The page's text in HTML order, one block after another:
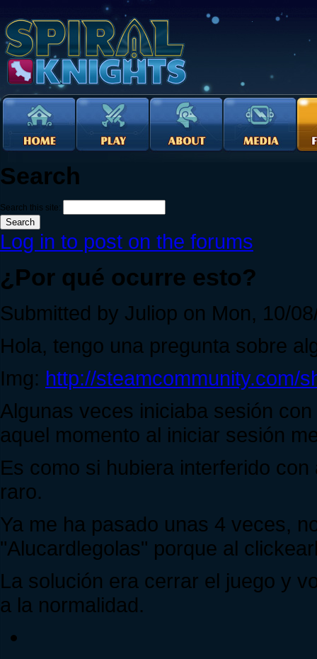
Search
Search this site:
Log in to post on the forums
¿Por qué ocurre esto?
Submitted by Juliop on Mon, 10/
Hola, tengo una pregunta sobre
Img: http://steamcommunity.com/
Algunas veces iniciaba sesión
aquel momento al iniciar sesión
Es como si hubiera interferido
raro.
Ya me ha pasado unas 4 veces,
"Alucardlegolas" porque al
La solución era cerrar el juego y
a la normalidad.